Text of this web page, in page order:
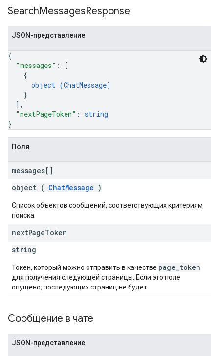
SearchMessagesResponse
JSON-представление
{
"messages" :
[
{
object (ChatMessage)
}
] ,
"nextPageToken" : string
}
Поля
messages[]
object ( ChatMessage )
Список объектов сообщений, соответствующих критериям
поиска.
nextPageToken
string
Токен, который можно отправить в качестве page_token
для получения следующей страницы. Если это поле
опущено, последующих страниц не будет.
Сообщение в чате
JSON-представление